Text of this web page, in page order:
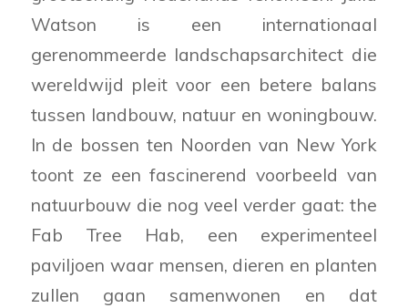
Watson is een internationaal
gerenommeerde landschapsarchitect die
wereldwijd pleit voor een betere balans
tussen landbouw, natuur en woningbouw.
In de bossen ten Noorden van New York
toont ze een fascinerend voorbeeld van
natuurbouw die nog veel verder gaat: the
Fab Tree Hab, een experimenteel
paviljoen waar mensen, dieren en planten
zullen gaan samenwonen en dat